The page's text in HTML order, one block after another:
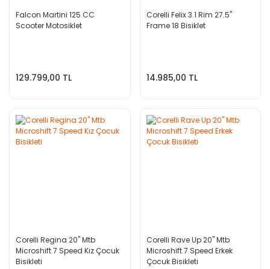
Falcon Martini 125 CC
Scooter Motosiklet
129.799,00 TL
Corelli Felix 3.1 Rim 27.5''
Frame 18 Bisiklet
14.985,00 TL
Corelli Regina 20'' Mtb
Microshift 7 Speed Kız Çocuk
Bisikleti
Corelli Rave Up 20'' Mtb
Microshift 7 Speed Erkek
Çocuk Bisikleti